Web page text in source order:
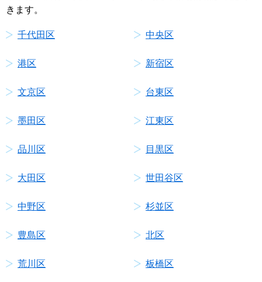
きます。
千代田区 中央区
港区 新宿区
文京区 台東区
墨田区 江東区
品川区 目黒区
大田区 世田谷区
中野区 杉並区
豊島区 北区
荒川区 板橋区